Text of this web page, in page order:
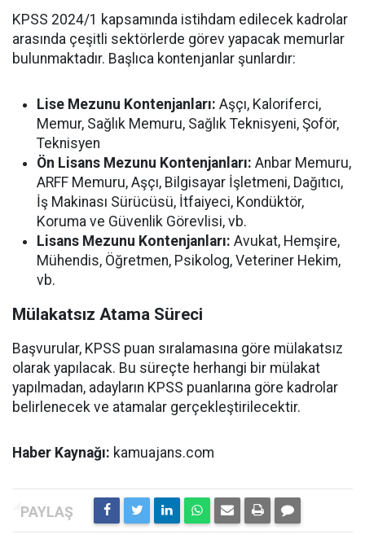
KPSS 2024/1 kapsamında istihdam edilecek kadrolar
arasında çeşitli sektörlerde görev yapacak memurlar
bulunmaktadır. Başlıca kontenjanlar şunlardır:
Lise Mezunu Kontenjanları: Aşçı, Kaloriferci,
Memur, Sağlık Memuru, Sağlık Teknisyeni, Şoför,
Teknisyen
Ön Lisans Mezunu Kontenjanları: Anbar Memuru,
ARFF Memuru, Aşçı, Bilgisayar İşletmeni, Dağıtıcı,
İş Makinası Sürücüsü, İtfaiyeci, Kondüktör,
Koruma ve Güvenlik Görevlisi, vb.
Lisans Mezunu Kontenjanları: Avukat, Hemşire,
Mühendis, Öğretmen, Psikolog, Veteriner Hekim,
vb.
Mülakatsız Atama Süreci
Başvurular, KPSS puan sıralamasına göre mülakatsız
olarak yapılacak. Bu süreçte herhangi bir mülakat
yapılmadan, adayların KPSS puanlarına göre kadrolar
belirlenecek ve atamalar gerçekleştirilecektir.
Haber Kaynağı: kamuajans.com